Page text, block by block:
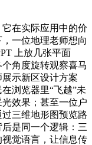
在实际应用中的价
一位地理老师想向
上放几张平面
角度旋转观察喜马
示新区设计方案
浏览器里“飞越”未
效果；甚至一位户
三维地形图预览路
是同一个逻辑：三
觉语言，让信息传